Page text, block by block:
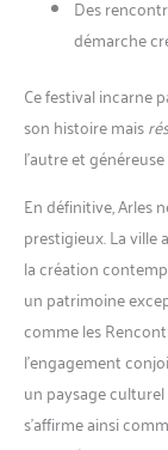
Des
démarche
Ce festival incarne
son histoire mais
l’autre et
En définitive, Arles
prestigieux. La
la création
un patrimoine
comme les
l’engagement
un paysage culturel
s’affirme ainsi